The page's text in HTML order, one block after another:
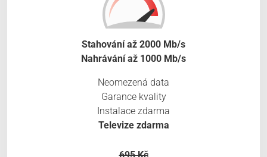
Stahování až 2000 Mb/s
Nahrávání až 1000 Mb/s
Neomezená data
Garance kvality
Instalace zdarma
Televize zdarma